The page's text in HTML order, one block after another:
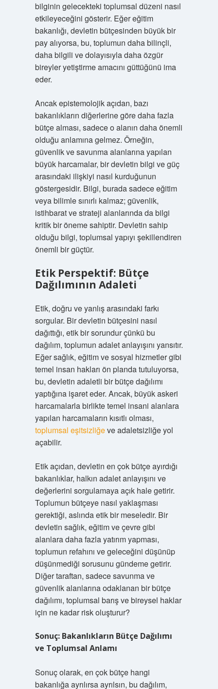
bilginin gelecekteki toplumsal düzeni nasıl
etkileyeceğini gösterir. Eğer eğitim
bakanlığı, devletin bütçesinden büyük bir
pay alıyorsa, bu, toplumun daha bilinçli,
daha bilgili ve dolayısıyla daha özgür
bireyler yetiştirme amacını güttüğünü ima
eder.
Ancak epistemolojik açıdan, bazı
bakanlıkların diğerlerine göre daha fazla
bütçe alması, sadece o alanın daha önemli
olduğu anlamına gelmez. Örneğin,
güvenlik ve savunma alanlarına yapılan
büyük harcamalar, bir devletin bilgi ve güç
arasındaki ilişkiyi nasıl kurduğunun
göstergesidir. Bilgi, burada sadece eğitim
veya bilimle sınırlı kalmaz; güvenlik,
istihbarat ve strateji alanlarında da bilgi
kritik bir öneme sahiptir. Devletin sahip
olduğu bilgi, toplumsal yapıyı şekillendiren
önemli bir güçtür.
Etik Perspektif: Bütçe
Dağılımının Adaleti
Etik, doğru ve yanlış arasındaki farkı
sorgular. Bir devletin bütçesini nasıl
dağıttığı, etik bir sorundur çünkü bu
dağılım, toplumun adalet anlayışını yansıtır.
Eğer sağlık, eğitim ve sosyal hizmetler gibi
temel insan hakları ön planda tutuluyorsa,
bu, devletin adaletli bir bütçe dağılımı
yaptığına işaret eder. Ancak, büyük askeri
harcamalarla birlikte temel insani alanlara
yapılan harcamaların kısıtlı olması,
toplumsal eşitsizliğeve adaletsizliğe yol
açabilir.
Etik açıdan, devletin en çok bütçe ayırdığı
bakanlıklar, halkın adalet anlayışını ve
değerlerini sorgulamaya açık hale getirir.
Toplumun bütçeye nasıl yaklaşması
gerektiği, aslında etik bir meseledir. Bir
devletin sağlık, eğitim ve çevre gibi
alanlara daha fazla yatırım yapması,
toplumun refahını ve geleceğini düşünüp
düşünmediği sorusunu gündeme getirir.
Diğer taraftan, sadece savunma ve
güvenlik alanlarına odaklanan bir bütçe
dağılımı, toplumsal barış ve bireysel haklar
için ne kadar risk oluşturur?
Sonuç: Bakanlıkların Bütçe Dağılımı
ve Toplumsal Anlamı
Sonuç olarak, en çok bütçe hangi
bakanlığa ayrılırsa ayrılsın, bu dağılım,